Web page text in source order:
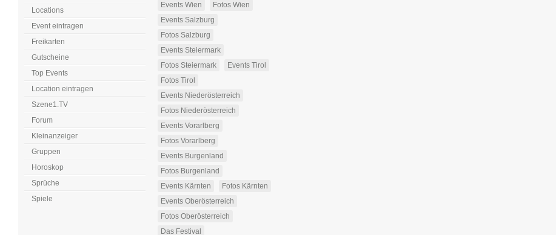
Locations
Event eintragen
Freikarten
Gutscheine
Top Events
Location eintragen
Szene1.TV
Forum
Kleinanzeiger
Gruppen
Horoskop
Sprüche
Spiele
Events Wien
Fotos Wien
Events Salzburg
Fotos Salzburg
Events Steiermark
Fotos Steiermark
Events Tirol
Fotos Tirol
Events Niederösterreich
Fotos Niederösterreich
Events Vorarlberg
Fotos Vorarlberg
Events Burgenland
Fotos Burgenland
Events Kärnten
Fotos Kärnten
Events Oberösterreich
Fotos Oberösterreich
Das Festival